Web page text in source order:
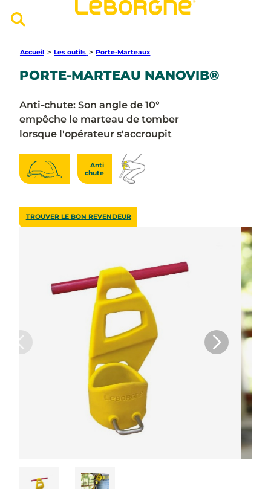
Accueil > Les outils > Porte-Marteaux
PORTE-MARTEAU NANOVIB®
Anti-chute: Son angle de 10°
empêche le marteau de tomber
lorsque l'opérateur s'accroupit
Anti
chute
TROUVER LE BON REVENDEUR